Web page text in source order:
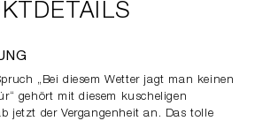
„Bei diesem Wetter jagt man keinen
gehört mit diesem kuscheligen
jetzt der Vergangenheit an. Das tolle